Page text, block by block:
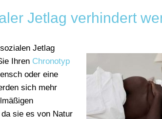
Jetlag verhindert
Jetlag
Ihren Chronotyp
oder eine
sich mehr
sie es von Natur